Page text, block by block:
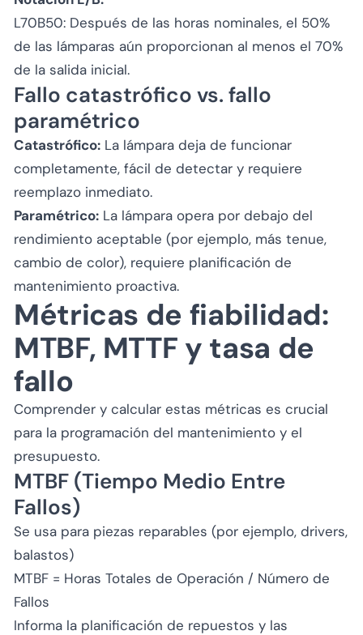
L70B50: Después de las horas nominales, el 50%
de las lámparas aún proporcionan al menos el 70%
de la salida inicial.
Fallo catastrófico vs. fallo
paramétrico
Catastrófico: La lámpara deja de funcionar
completamente, fácil de detectar y requiere
reemplazo inmediato.
Paramétrico: La lámpara opera por debajo del
rendimiento aceptable (por ejemplo, más tenue,
cambio de color), requiere planificación de
mantenimiento proactiva.
Métricas de fiabilidad:
MTBF, MTTF y tasa de
fallo
Comprender y calcular estas métricas es crucial
para la programación del mantenimiento y el
presupuesto.
MTBF (Tiempo Medio Entre
Fallos)
Se usa para piezas reparables (por ejemplo, drivers,
balastos)
MTBF = Horas Totales de Operación / Número de
Fallos
Informa la planificación de repuestos y las